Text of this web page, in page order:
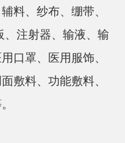
料、纱布、绷带、
、注射器、输液、输
口罩、医用服饰、
敷料、功能敷料、